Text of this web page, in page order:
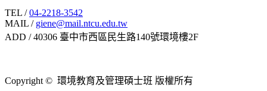
TEL /04-2218-3542
MAIL / giene@mail.ntcu.edu.tw
ADD / 40306 臺中市西區民生路140號環境樓2F
Copyright © 環境教育及管理碩士班 版權所有